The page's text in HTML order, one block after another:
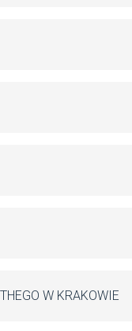
W KRAKOWIE